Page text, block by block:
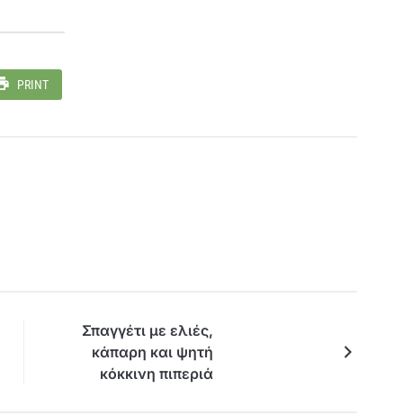
PRINT
Σπαγγέτι με ελιές,
κάπαρη και ψητή
κόκκινη πιπεριά